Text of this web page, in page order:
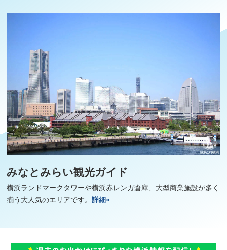
みなとみらい観光ガイド
横浜ランドマークタワーや横浜赤レンガ倉庫、大型商業施設が多く
揃う大人気のエリアです。詳細»